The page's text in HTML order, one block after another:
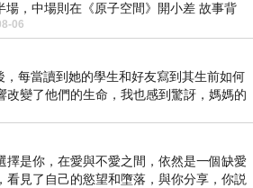
場，中場則在《原子空間》開小差 故事背
西藏境外流亡 地下組織
06
每當讀到她的學生和好友寫到其生前如何
改變了他們的生命，我也感到驚訝，媽媽的
擇是你，在愛與不愛之間，依然是一個缺愛
看見了自己的慾望和墮落，與你分享，你説